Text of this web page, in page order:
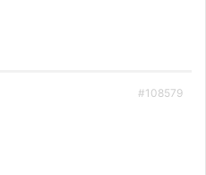
#108579